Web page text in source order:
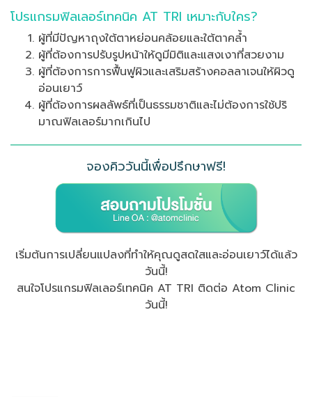
โปรแกรมฟิลเลอร์เทคนิค AT TRI เหมาะกับใคร?
ผู้ที่มีปัญหาถุงใต้ตาหย่อนคล้อยและใต้ตาคล้ำ
ผู้ที่ต้องการปรับรูปหน้าให้ดูมีมิติและแสงเงาที่สวยงาม
ผู้ที่ต้องการการฟื้นฟูผิวและเสริมสร้างคอลลาเจนให้ผิวดู
อ่อนเยาว์
ผู้ที่ต้องการผลลัพธ์ที่เป็นธรรมชาติและไม่ต้องการใช้ปริ
มาณฟิลเลอร์มากเกินไป
จองคิววันนี้เพื่อปรึกษาฟรี!
เริ่มต้นการเปลี่ยนแปลงที่ทำให้คุณดูสดใสและอ่อนเยาว์ได้แล้ว
วันนี้!
สนใจโปรแกรมฟิลเลอร์เทคนิค AT TRI ติดต่อ Atom Clinic
วันนี้!